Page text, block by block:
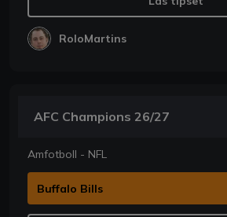
RoloMartins
AFC Champions 26/27
Amfotboll - NFL
Buffalo Bills